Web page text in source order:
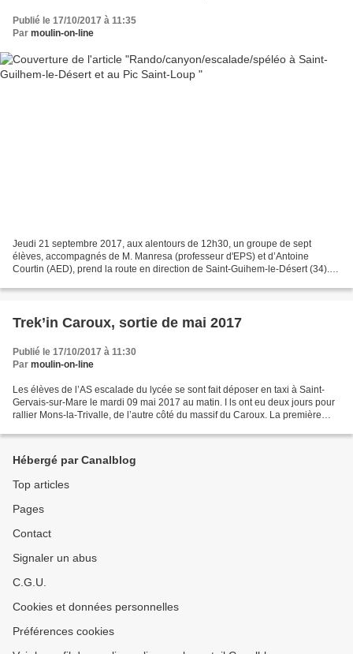
Publié le 17/10/2017 à 11:35
Par moulin-on-line
Jeudi 21 septembre 2017, aux alentours de 12h30, un groupe de sept
élèves, accompagnés de M. Manresa (professeur d'EPS) et d’Antoine
Courtin (AED), prend la route en direction de Saint-Guihem-le-Désert (34). L
Trek’in Caroux, sortie de mai 2017
Publié le 17/10/2017 à 11:30
Par moulin-on-line
Les élèves de l’AS escalade du lycée se sont fait déposer en taxi à Saint-
Gervais-sur-Mare le mardi 09 mai 2017 au matin. I ls ont eu deux jours pour
rallier Mons-la-Trivalle, de l’autre côté du massif du Caroux. La première
Hébergé par Canalblog
Top articles
Pages
Contact
Signaler un abus
C.G.U.
Cookies et données personnelles
Préférences cookies